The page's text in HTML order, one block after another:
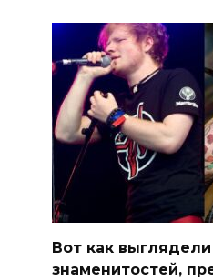
Вот как
знаменитостей,